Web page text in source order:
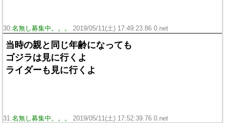
30:名無し募集中。。。 2019/05/11(土) 17:49:23.86 0.net
当時の親と同じ年齢になっても
ゴジラは見に行くよ
ライダーも見に行くよ
31:名無し募集中。。。 2019/05/11(土) 17:52:39.76 0.net